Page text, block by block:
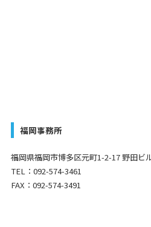
福岡事務所
福岡県福岡市博多区元町1-2-17 野田ビ
TEL：092-574-3461
FAX：092-574-3491